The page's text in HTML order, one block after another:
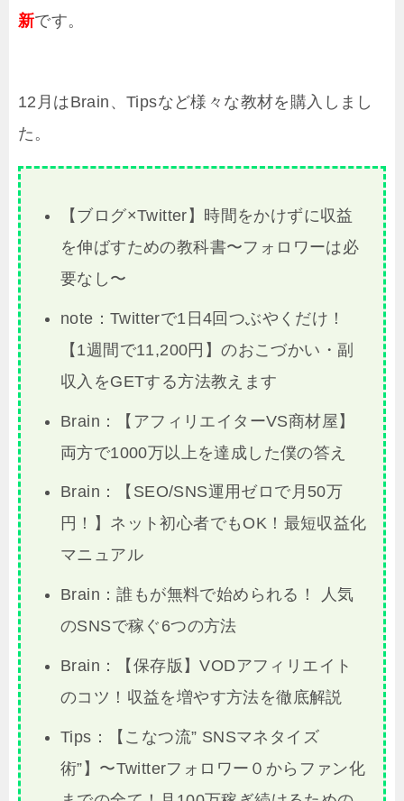
新です。
12月はBrain、 Tipsなど様々な教材を購入しまし
た。
【ブログ×Twitter】時間をかけずに収益
を伸ばすための教科書〜フォロワーは必
要なし〜
note：Twitterで1日4回つぶやくだけ！
【1週間で11,200円】のおこづかい・副
収入をGETする方法教えます
Brain：【アフィリエイターVS商材屋】
両方で1000万以上を達成した僕の答え
Brain：【SEO/SNS運用ゼロで月50万
円！】ネット初心者でもOK！最短収益化
マニュアル
Brain：誰もが無料で始められる！ 人気
のSNSで稼ぐ6つの方法
Brain：【保存版】VODアフィリエイト
のコツ！収益を増やす方法を徹底解説
Tips：【こなつ流” SNSマネタイズ
術”】〜Twitterフォロワー０からファン化